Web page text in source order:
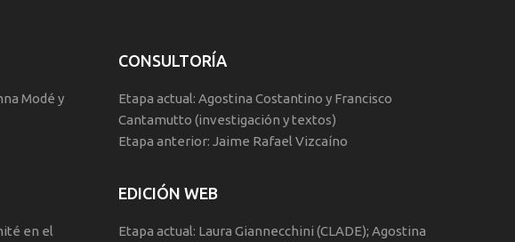
Modé y
CONSULTORÍA
Etapa actual: Agostina Costantino y Francisco
Cantamutto (investigación y textos)
Etapa anterior: Jaime Rafael Vizcaíno
en el
EDICIÓN WEB
Etapa actual: Laura Giannecchini (CLADE); Agostina